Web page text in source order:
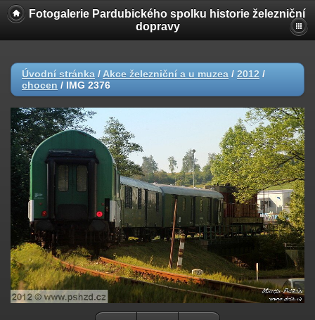
Fotogalerie Pardubického spolku historie železniční
dopravy
Úvodní stránka / Akce železniční a u muzea / 2012 /
chocen / IMG 2376